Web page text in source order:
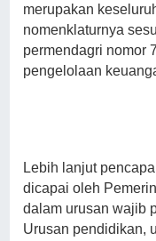
merupakan
nomenklaturnya
permendagri nomor
pengelolaan
Lebih lanjut
dicapai oleh
dalam urusan wajib
Urusan pendidikan,